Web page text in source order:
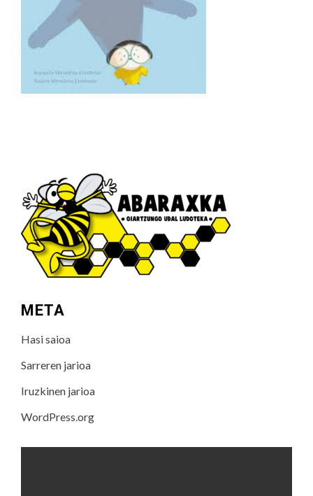
META
Hasi saioa
Sarreren jarioa
Iruzkinen jarioa
WordPress.org